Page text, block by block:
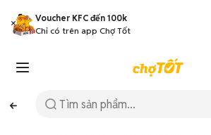
Voucher KFC đến 100k
Chỉ có trên app Chợ Tốt